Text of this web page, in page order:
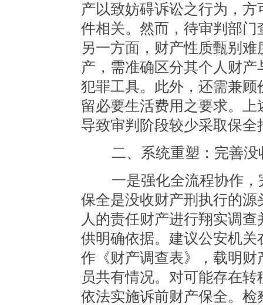
产以致妨碍诉讼之行为，
件相关。然而，待审判部
另一方面，财产性质甄别
产，需准确区分其个人财
犯罪工具。此外，还需兼
留必要生活费用之要求。
导致审判阶段较少采取保全
二、系统重塑：完善没
一是强化全流程协作，
保全是没收财产刑执行的
人的责任财产进行翔实调
供明确依据。建议公安机
作《财产调查表》，载明
员共有情况。对可能存在
依法实施诉前财产保全。